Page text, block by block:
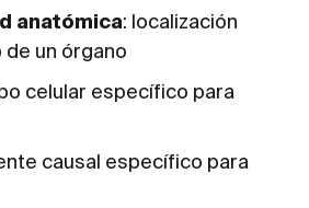
anatómica: localización
un órgano
celular específico para
causal específico para